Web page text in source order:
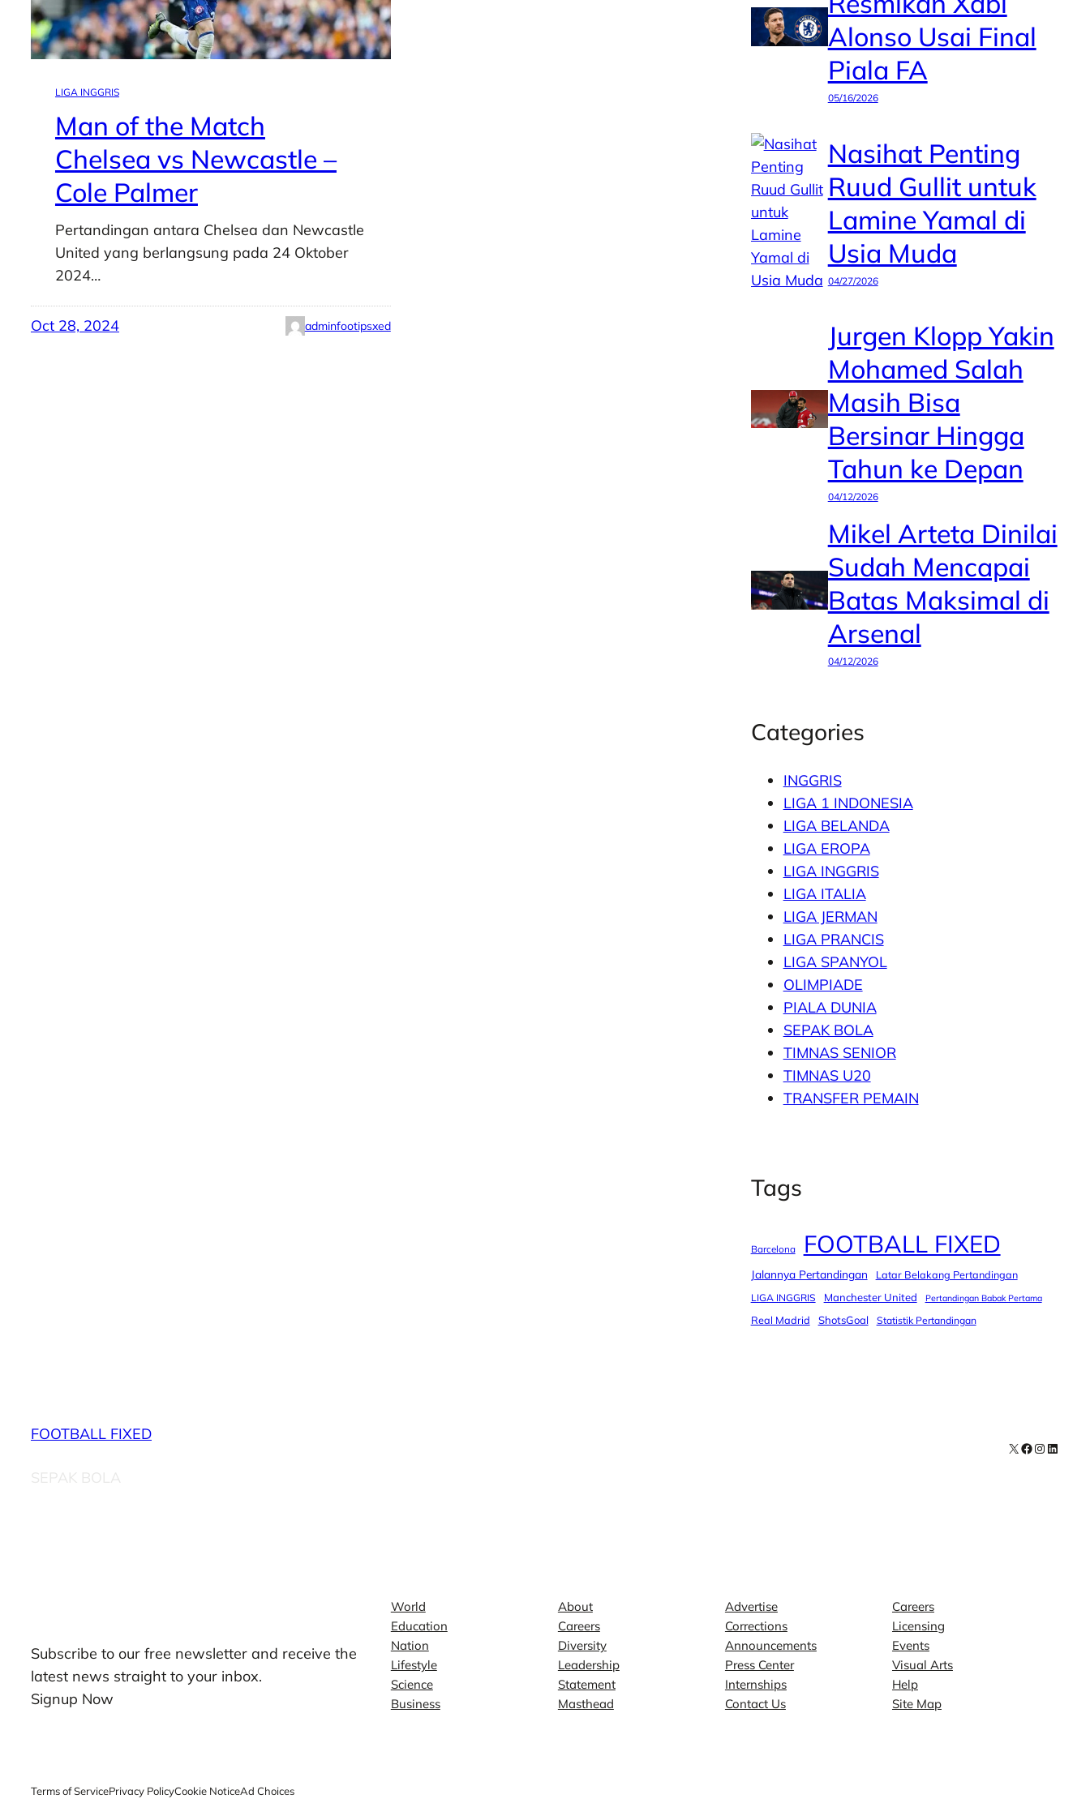
LIGA INGGRIS
Man of the Match
Chelsea vs Newcastle –
Cole Palmer
Pertandingan antara Chelsea dan Newcastle
United yang berlangsung pada 24 Oktober
2024…
Oct 28, 2024 adminfootipsxed
Alonso Usai Final
Piala FA
05/16/2026
Nasihat Penting
Ruud Gullit untuk
Lamine Yamal di
Usia Muda
04/27/2026
Jurgen Klopp Yakin
Mohamed Salah
Masih Bisa
Bersinar Hingga
Tahun ke Depan
04/12/2026
Mikel Arteta Dinilai
Sudah Mencapai
Batas Maksimal di
Arsenal
04/12/2026
Categories
INGGRIS
LIGA 1 INDONESIA
LIGA BELANDA
LIGA EROPA
LIGA INGGRIS
LIGA ITALIA
LIGA JERMAN
LIGA PRANCIS
LIGA SPANYOL
OLIMPIADE
PIALA DUNIA
SEPAK BOLA
TIMNAS SENIOR
TIMNAS U20
TRANSFER PEMAIN
Tags
Barcelona FOOTBALL FIXED
Jalannya Pertandingan Latar Belakang Pertandingan
LIGA INGGRIS Manchester United Pertandingan Babak Pertama
Real Madrid ShotsGoal Statistik Pertandingan
FOOTBALL FIXED
SEPAK BOLA
X Facebook
Subscribe to our free newsletter and receive the
latest news straight to your inbox.
Signup Now
World
Education
Nation
Lifestyle
Science
Business
About
Careers
Diversity
Leadership
Statement
Masthead
Advertise
Corrections
Announcements
Press Center
Internships
Contact Us
Careers
Licensing
Events
Visual Arts
Help
Site Map
Terms of ServicePrivacy PolicyCookie NoticeAd Choices